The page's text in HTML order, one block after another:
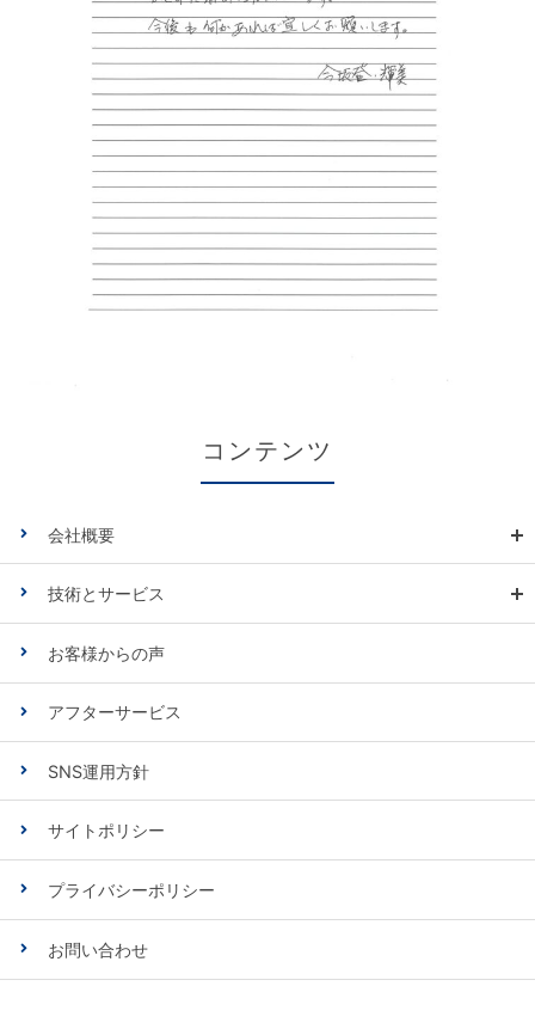
コンテンツ
会社概要
技術とサービス
お客様からの声
アフターサービス
SNS運用方針
サイトポリシー
プライバシーポリシー
お問い合わせ